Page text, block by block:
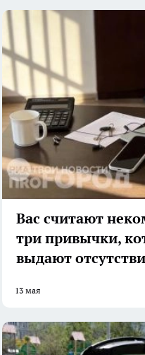
Вас считают
три привычки,
выдают
13 мая